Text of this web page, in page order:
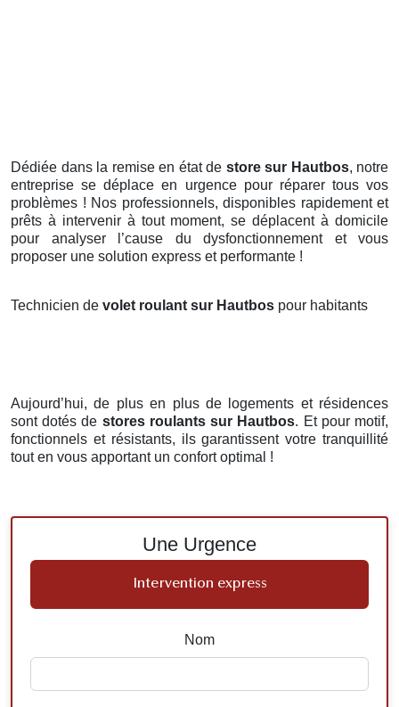
Dédiée dans la remise en état de store sur Hautbos, notre
entreprise se déplace en urgence pour réparer tous vos
problèmes ! Nos professionnels, disponibles rapidement et
prêts à intervenir à tout moment, se déplacent à domicile
pour analyser l’cause du dysfonctionnement et vous
proposer une solution express et performante !
Technicien de volet roulant sur Hautbos pour habitants
Aujourd’hui, de plus en plus de logements et résidences
sont dotés de stores roulants sur Hautbos. Et pour motif,
fonctionnels et résistants, ils garantissent votre tranquillité
tout en vous apportant un confort optimal !
Une Urgence
Intervention express
Nom